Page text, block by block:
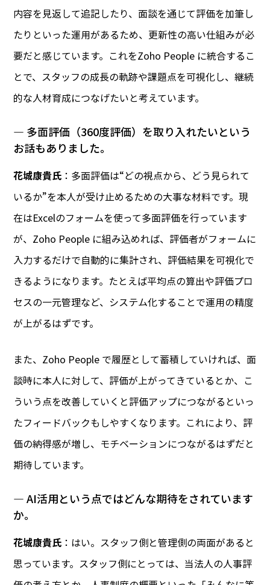
内容を見返して追記したり、面談を通じて評価を加筆し
たりといった運用があるため、更新性の高い仕組みが必
要だと感じています。これをZoho People に統合するこ
とで、スタッフの成長の軌跡や課題点を可視化し、継続
的な人材育成につなげたいと考えています。
― 多面評価（360度評価）を取り入れたいという
お話もありました。
花城康貴氏 ：多面評価は“どの視点から、どう見られて
いるか”を本人が受け止めるための大事な材料です。現
在はExcelのフォームを使って多面評価を行っています
が、Zoho People に組み込めれば、評価者がフォームに
入力するだけで自動的に集計され、評価結果を可視化で
きるようになります。たとえば平均点の算出や評価プロ
セスの一元管理など、システム化することで運用の精度
が上がるはずです。
また、Zoho People で履歴として蓄積していければ、面
談時に本人に対して、評価が上がってきているとか、こ
ういう点を改善していくと評価アップにつながるといっ
たフィードバックもしやすくなります。これにより、評
価の納得感が増し、モチベーションにつながるはずだと
期待しています。
― AI活用という点ではどんな期待をされています
か。
花城康貴氏 ：はい。スタッフ側と管理側の両面があると
思っています。スタッフ側にとっては、当法人の人事評